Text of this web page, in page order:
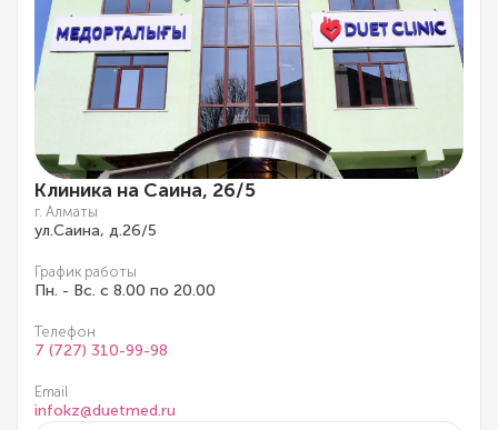
Клиника на Саина, 26/5
г. Алматы
ул.Саина, д.26/5
График работы
Пн. - Вс. с 8.00 по 20.00
Телефон
7 (727) 310-99-98
Email
infokz@duetmed.ru